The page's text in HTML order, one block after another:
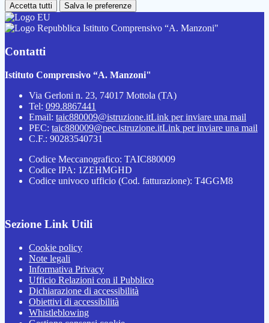
Accetta tutti Salva le preferenze
Istituto Comprensivo “A. Manzoni"
Contatti
Istituto Comprensivo “A. Manzoni"
Via Gerloni n. 23, 74017 Mottola (TA)
Tel: 099.8867441
Email: taic880009@istruzione.itLink per inviare una mail
PEC: taic880009@pec.istruzione.itLink per inviare una mail
C.F.: 90283540731
Codice Meccanografico: TAIC880009
Codice IPA: 1ZEHMGHD
Codice univoco ufficio (Cod. fatturazione): T4GGM8
Sezione Link Utili
Cookie policy
Note legali
Informativa Privacy
Ufficio Relazioni con il Pubblico
Dichiarazione di accessibilità
Obiettivi di accessibilità
Whistleblowing